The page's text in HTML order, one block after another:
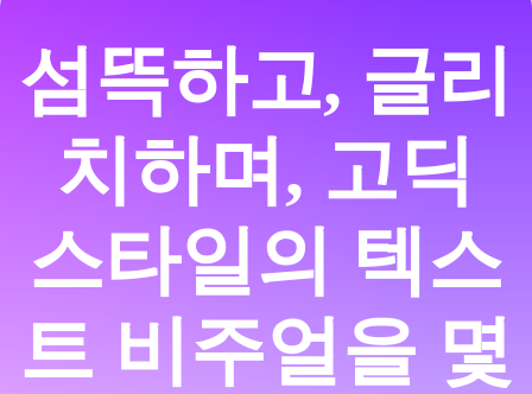
섬뜩하고, 글리
치하며, 고딕
스타일의 텍스
트 비주얼을 몇